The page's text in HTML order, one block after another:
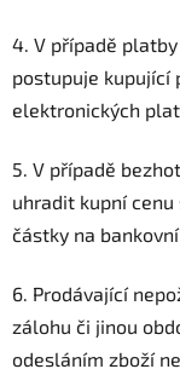
4. V případě
postupuje kupující
elektronických
5. V případě
uhradit kupní
částky na
6. Prodávající
zálohu či jinou
odesláním zboží